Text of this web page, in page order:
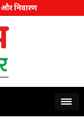
निवारण